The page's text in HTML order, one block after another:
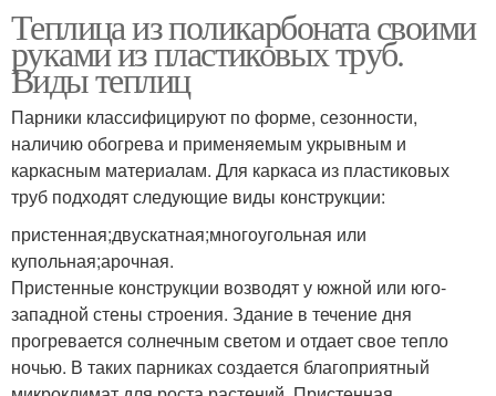
Теплица из поликарбоната своими
руками из пластиковых труб.
Виды теплиц
Парники классифицируют по форме, сезонности,
наличию обогрева и применяемым укрывным и
каркасным материалам. Для каркаса из пластиковых
труб подходят следующие виды конструкции:
пристенная;двускатная;многоугольная или
купольная;арочная.
Пристенные конструкции возводят у южной или юго-
западной стены строения. Здание в течение дня
прогревается солнечным светом и отдает свое тепло
ночью. В таких парниках создается благоприятный